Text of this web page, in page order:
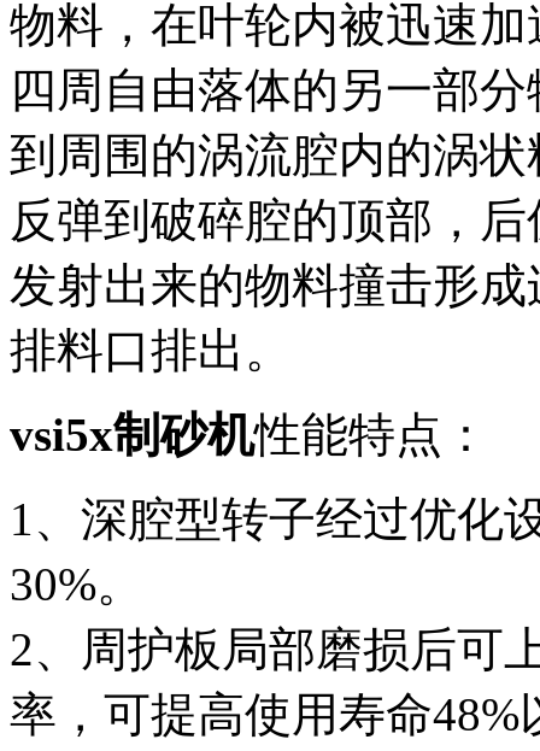
物料，在叶轮内被迅速
四周自由落体的另一部
到周围的涡流腔内的涡
反弹到破碎腔的顶部，
发射出来的物料撞击形
排料口排出。
vsi5x制砂机性能特点：
1、深腔型转子经过优化
30%。
2、周护板局部磨损后可
率，可提高使用寿命48%